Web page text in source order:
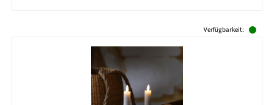
Verfügbarkeit: